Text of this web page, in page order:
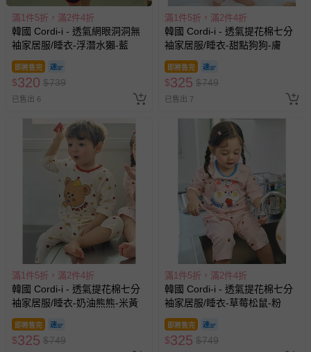
滿1件5折，滿2件4折
韓國 Cordi-i - 透氣網眼洞洞無
袖家居服/睡衣-浮潛水獺-藍
即將售完
$320 $739
已售出 6
滿1件5折，滿2件4折
韓國 Cordi-i - 透氣提花棉七分
袖家居服/睡衣-甜點狗狗-膚
即將售完
$325 $749
已售出 7
滿1件5折，滿2件4折
韓國 Cordi-i - 透氣提花棉七分
袖家居服/睡衣-奶油熊熊-米黃
即將售完
$325 $749
滿1件5折，滿2件4折
韓國 Cordi-i - 透氣提花棉七分
袖家居服/睡衣-草莓松鼠-粉
即將售完
$325 $749